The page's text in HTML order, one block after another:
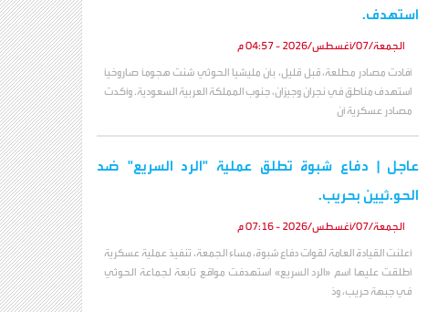
استهدف.
الجمعة/07/أغسطس/2026 - 04:57 م
أفادت مصادر مطلعة، قبل قليل، بأن مليشيا الحوثي شنت هجومًا صاروخيًا
استهدف مناطق في نجران وجيزان، جنوب المملكة العربية السعودية. وأكدت
مصادر عسكرية أن
عاجل | دفاع شبوة تطلق عملية "الرد السريع" ضد
الحو.ثيين بحريب.
الجمعة/07/أغسطس/2026 - 07:16 م
أعلنت القيادة العامة لقوات دفاع شبوة، مساء الجمعة، تنفيذ عملية عسكرية
أطلقت عليها اسم «الرد السريع» استهدفت مواقع تابعة لجماعة الحوثي
في جبهة حريب، وذ